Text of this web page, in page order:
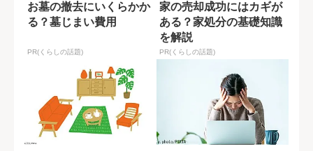
お墓の撤去にいくらかか
る？墓じまい費用
PR(くらしの話題)
家の売却成功にはカギが
ある？家処分の基礎知識
を解説
PR(くらしの話題)